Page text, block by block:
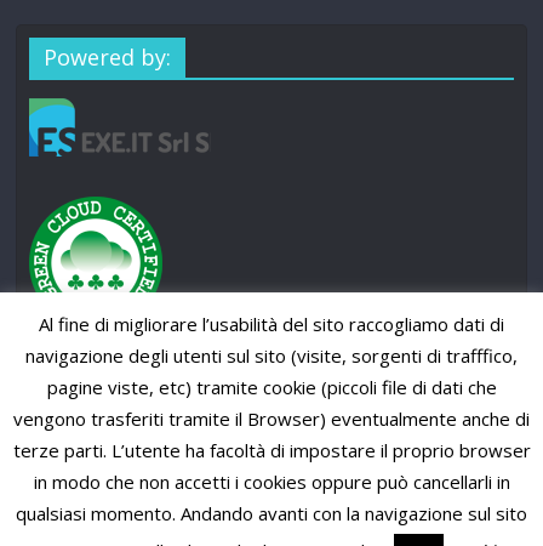
Powered by:
Copyright © 2026SUP News Magazine. All rights reserved.
Al fine di migliorare l’usabilità del sito raccogliamo dati di
navigazione degli utenti sul sito (visite, sorgenti di trafffico,
pagine viste, etc) tramite cookie (piccoli file di dati che
vengono trasferiti tramite il Browser) eventualmente anche di
terze parti. L’utente ha facoltà di impostare il proprio browser
in modo che non accetti i cookies oppure può cancellarli in
qualsiasi momento. Andando avanti con la navigazione sul sito